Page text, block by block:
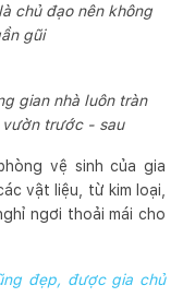
chủ đạo nên không
gũi
gian nhà luôn tràn
vườn trước - sau
vệ sinh của gia
vật liệu, từ kim loại,
ngơi thoải mái cho
đẹp, được gia chủ